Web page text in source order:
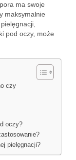
ma swoje
maksymalnie
pod oczy, może
czy
oczy?
pielęgnacji?